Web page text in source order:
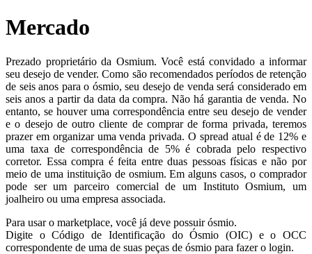
Mercado
Prezado proprietário da Osmium. Você está convidado a informar
seu desejo de vender. Como são recomendados períodos de retenção
de seis anos para o ósmio, seu desejo de venda será considerado em
seis anos a partir da data da compra. Não há garantia de venda. No
entanto, se houver uma correspondência entre seu desejo de vender
e o desejo de outro cliente de comprar de forma privada, teremos
prazer em organizar uma venda privada. O spread atual é de 12% e
uma taxa de correspondência de 5% é cobrada pelo respectivo
corretor. Essa compra é feita entre duas pessoas físicas e não por
meio de uma instituição de osmium. Em alguns casos, o comprador
pode ser um parceiro comercial de um Instituto Osmium, um
joalheiro ou uma empresa associada.
Para usar o marketplace, você já deve possuir ósmio.
Digite o Código de Identificação do Ósmio (OIC) e o OCC
correspondente de uma de suas peças de ósmio para fazer o login.